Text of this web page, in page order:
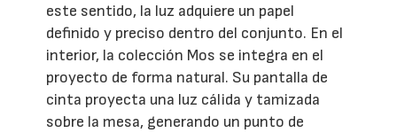
este sentido, la luz adquiere un papel
definido y preciso dentro del conjunto. En el
interior, la colección Mos se integra en el
proyecto de forma natural. Su pantalla de
cinta proyecta una luz cálida y tamizada
sobre la mesa, generando un punto de